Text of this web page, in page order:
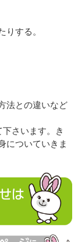
する。
法との違いなど
さいます。き
についていきま